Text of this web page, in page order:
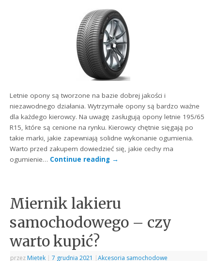
Letnie opony są tworzone na bazie dobrej jakości i
niezawodnego działania. Wytrzymałe opony są bardzo ważne
dla każdego kierowcy. Na uwagę zasługują opony letnie 195/65
R15, które są cenione na rynku. Kierowcy chętnie sięgają po
takie marki, jakie zapewniają solidne wykonanie ogumienia.
Warto przed zakupem dowiedzieć się, jakie cechy ma
ogumienie… Continue reading →
Miernik lakieru
samochodowego – czy
warto kupić?
przez Mietek | 7 grudnia 2021 |Akcesoria samochodowe